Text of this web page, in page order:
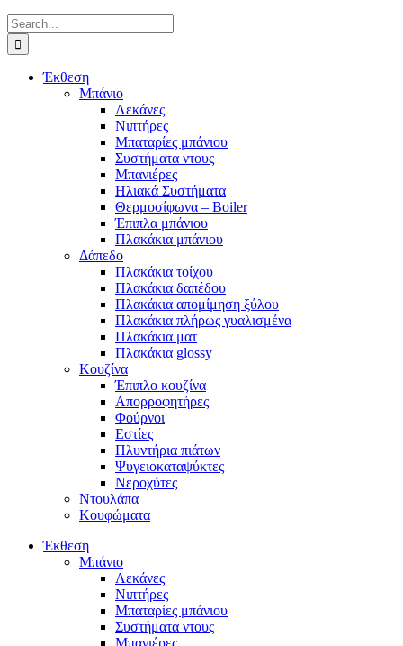
Search
for:
Έκθεση
Μπάνιο
Λεκάνες
Νιπτήρες
Μπαταρίες μπάνιου
Συστήματα ντους
Μπανιέρες
Ηλιακά Συστήματα
Θερμοσίφωνα – Boiler
Έπιπλα μπάνιου
Πλακάκια μπάνιου
Δάπεδο
Πλακάκια τοίχου
Πλακάκια δαπέδου
Πλακάκια απομίμηση ξύλου
Πλακάκια πλήρως γυαλισμένα
Πλακάκια ματ
Πλακάκια glossy
Κουζίνα
Έπιπλο κουζίνα
Απορροφητήρες
Φούρνοι
Εστίες
Πλυντήρια πιάτων
Ψυγειοκαταψύκτες
Νεροχύτες
Ντουλάπα
Κουφώματα
Έκθεση
Μπάνιο
Λεκάνες
Νιπτήρες
Μπαταρίες μπάνιου
Συστήματα ντους
Μπανιέρες